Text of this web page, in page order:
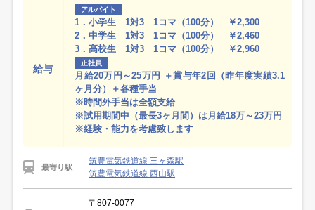
給与
アルバイト
1．小学生 1対3 1コマ（100分） ￥2,300
2．中学生 1対3 1コマ（100分） ￥2,460
3．高校生 1対3 1コマ（100分） ￥2,960
正社員
月給20万円～25万円 ＋賞与年2回（昨年度実績3.1
ヶ月分）＋各種手当
※時間外手当は全額支給
※試用期間中（最長3ヶ月間）は月給18万～23万円
※経験・能力を考慮致します
最寄り駅
筑豊電気鉄道線 三ヶ森駅
筑豊電気鉄道線 西山駅
〒807-0077